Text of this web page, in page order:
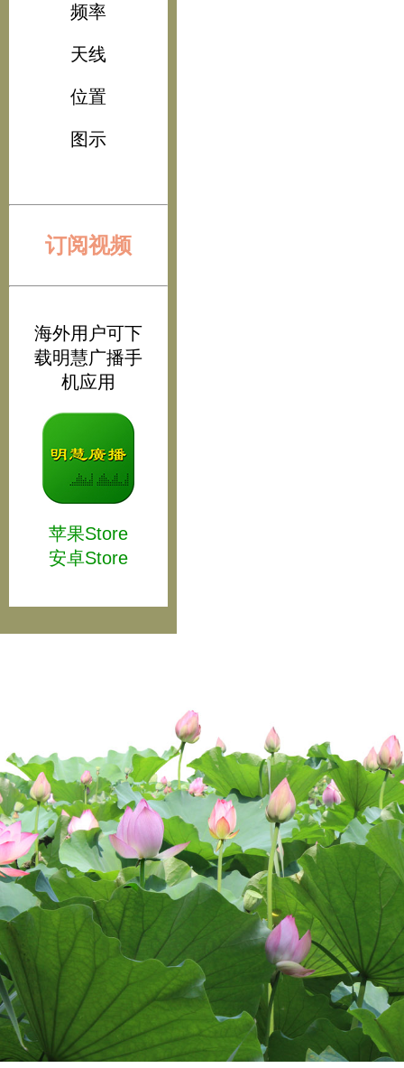
频率
天线
位置
图示
订阅视频
海外用户可下
载明慧广播手
机应用
苹果Store
安卓Store